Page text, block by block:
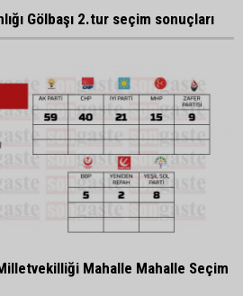
Gölbaşı 2.tur seçim sonuçları
Mahalle Mahalle Seçim